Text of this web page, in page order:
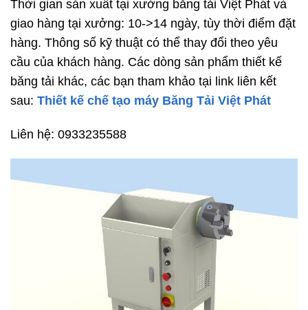
Thời gian sản xuất tại xưởng băng tải Việt Phát và
giao hàng tại xưởng: 10->14 ngày, tùy thời điểm đặt
hàng. Thông số kỹ thuật có thể thay đổi theo yêu
cầu của khách hàng. Các dòng sản phẩm thiết kế
băng tải khác, các bạn tham khảo tại link liên kết
sau: Thiết kế chế tạo máy Băng Tải Việt Phát
Liên hệ: 0933235588